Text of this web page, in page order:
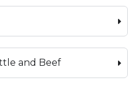
and Beef